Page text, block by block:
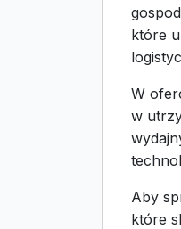
które
W
w
Aby
które